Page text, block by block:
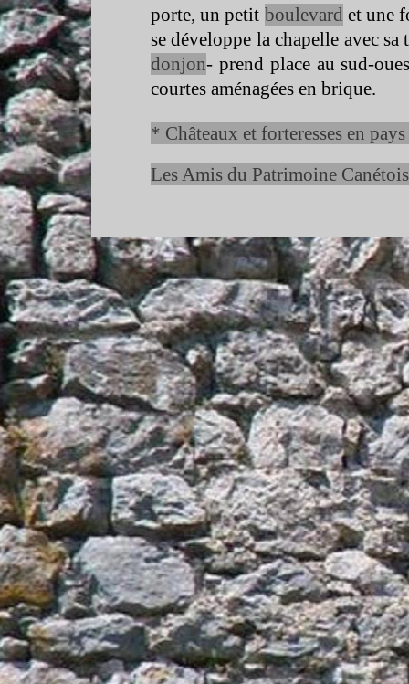
porte, un petit boulevard et une
se développe la chapelle avec
donjon- prend place au sud-
courtes aménagées en brique.
* Châteaux et forteresses en
Les Amis du Patrimoine